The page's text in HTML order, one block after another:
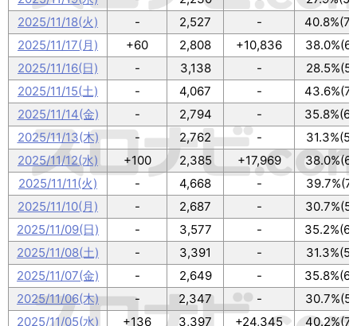
2025/11/18(火)
- 2,527 -
2025/11/17(月)
+60 2,808 +10,836
2025/11/16(日)
- 3,138 -
2025/11/15(土)
- 4,067 -
2025/11/14(金)
- 2,794 -
2025/11/13(木)
- 2,762 -
2025/11/12(水)
+100 2,385 +17,969
2025/11/11(火)
- 4,668 -
2025/11/10(月)
- 2,687 -
2025/11/09(日)
- 3,577 -
2025/11/08(土)
- 3,391 -
2025/11/07(金)
- 2,649 -
2025/11/06(木)
- 2,347 -
2025/11/05(水)
+136 3,397 +24,345